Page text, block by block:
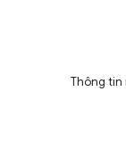
Thông tin